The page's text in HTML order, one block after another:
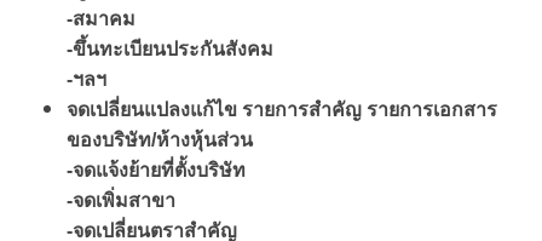
-สมาคม
-ขึ้นทะเบียนประกันสังคม
-ฯลฯ
จดเปลี่ยนแปลงแก้ไข รายการสำคัญ รายการเอกสาร
ของบริษัท/ห้างหุ้นส่วน
-จดแจ้งย้ายที่ตั้งบริษัท
-จดเพิ่มสาขา
-จดเปลี่ยนตราสำคัญ